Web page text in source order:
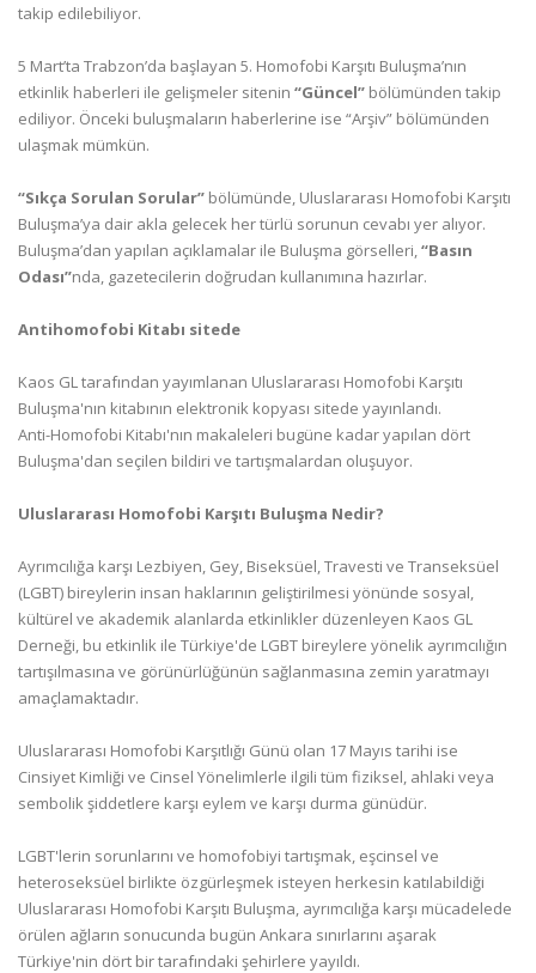
takip edilebiliyor.
5 Mart’ta Trabzon’da başlayan 5. Homofobi Karşıtı Buluşma’nın
etkinlik haberleri ile gelişmeler sitenin “Güncel” bölümünden takip
ediliyor. Önceki buluşmaların haberlerine ise “Arşiv” bölümünden
ulaşmak mümkün.
“Sıkça Sorulan Sorular” bölümünde, Uluslararası Homofobi Karşıtı
Buluşma’ya dair akla gelecek her türlü sorunun cevabı yer alıyor.
Buluşma’dan yapılan açıklamalar ile Buluşma görselleri,“Basın
Odası”nda, gazetecilerin doğrudan kullanımına hazırlar.
Antihomofobi Kitabı sitede
Kaos GL tarafından yayımlanan Uluslararası Homofobi Karşıtı
Buluşma'nın kitabının elektronik kopyası sitede yayınlandı.
Anti-Homofobi Kitabı'nın makaleleri bugüne kadar yapılan dört
Buluşma'dan seçilen bildiri ve tartışmalardan oluşuyor.
Uluslararası Homofobi Karşıtı Buluşma Nedir?
Ayrımcılığa karşı Lezbiyen, Gey, Biseksüel, Travesti ve Transeksüel
(LGBT) bireylerin insan haklarının geliştirilmesi yönünde sosyal,
kültürel ve akademik alanlarda etkinlikler düzenleyen Kaos GL
Derneği, bu etkinlik ile Türkiye'de LGBT bireylere yönelik ayrımcılığın
tartışılmasına ve görünürlüğünün sağlanmasına zemin yaratmayı
amaçlamaktadır.
Uluslararası Homofobi Karşıtlığı Günü olan 17 Mayıs tarihi ise
Cinsiyet Kimliği ve Cinsel Yönelimlerle ilgili tüm fiziksel, ahlaki veya
sembolik şiddetlere karşı eylem ve karşı durma günüdür.
LGBT'lerin sorunlarını ve homofobiyi tartışmak, eşcinsel ve
heteroseksüel birlikte özgürleşmek isteyen herkesin katılabildiği
Uluslararası Homofobi Karşıtı Buluşma, ayrımcılığa karşı mücadelede
örülen ağların sonucunda bugün Ankara sınırlarını aşarak
Türkiye'nin dört bir tarafındaki şehirlere yayıldı.